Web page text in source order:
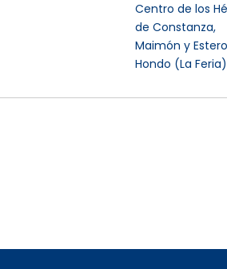
Centro de los
de Constanza,
Maimón y Estero
Hondo (La Feria)